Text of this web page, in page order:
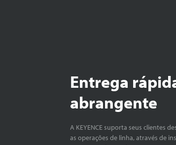
Entrega
abrangente
A KEYENCE suporta seus clientes
as operações de linha, através de